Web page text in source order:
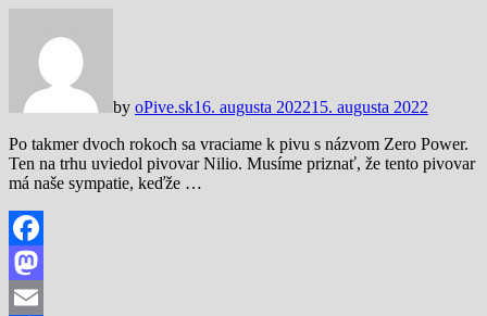
by oPive.sk16. augusta 202215. augusta 2022
Po takmer dvoch rokoch sa vraciame k pivu s názvom Zero Power.
Ten na trhu uviedol pivovar Nilio. Musíme priznať, že tento pivovar
má naše sympatie, keďže …
Facebook
Mastodon